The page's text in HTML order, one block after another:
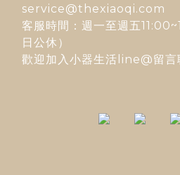
service@thexiaoqi.com
客服時間：週一至週五
日公休）
歡迎加入 小器生活line@留言